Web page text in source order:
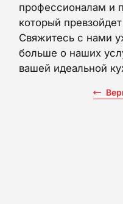
КАТАЛОГ КУХОНЬ
КОНТАКТЫ
профессионалам и
который
Свяжитесь с нами
больше о наших
вашей идеальной